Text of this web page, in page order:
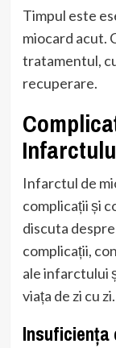
Timpul este
miocard acut.
tratamentul,
recuperare.
Infarctul de
complicații și
discuta
complicații,
ale infarctului
viața de zi cu zi.